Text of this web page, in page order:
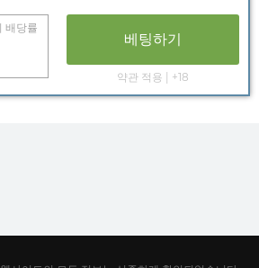
배당률
베팅하기
약관 적용 | +18